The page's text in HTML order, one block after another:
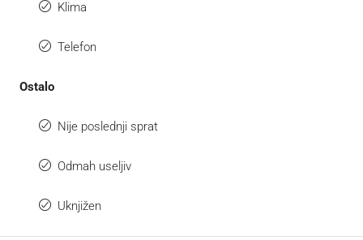
Klima
Telefon
Ostalo
Nije poslednji sprat
Odmah useljiv
Uknjižen